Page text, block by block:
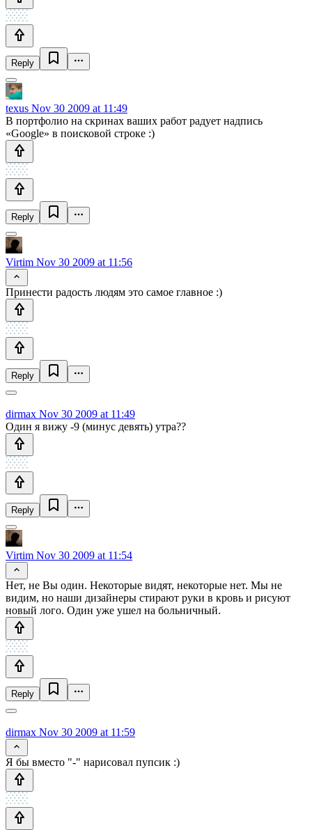
Reply
texus Nov 30 2009 at 11:49
В портфолио на скринах ваших работ радует надпись
«Google» в поисковой строке :)
Reply
Virtim Nov 30 2009 at 11:56
Принести радость людям это самое главное :)
Reply
dirmax Nov 30 2009 at 11:49
Один я вижу -9 (минус девять) утра??
Reply
Virtim Nov 30 2009 at 11:54
Нет, не Вы один. Некоторые видят, некоторые нет. Мы не
видим, но наши дизайнеры стирают руки в кровь и рисуют
новый лого. Один уже ушел на больничный.
Reply
dirmax Nov 30 2009 at 11:59
Я бы вместо "-" нарисовал пупсик :)